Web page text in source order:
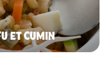
ET CUMIN